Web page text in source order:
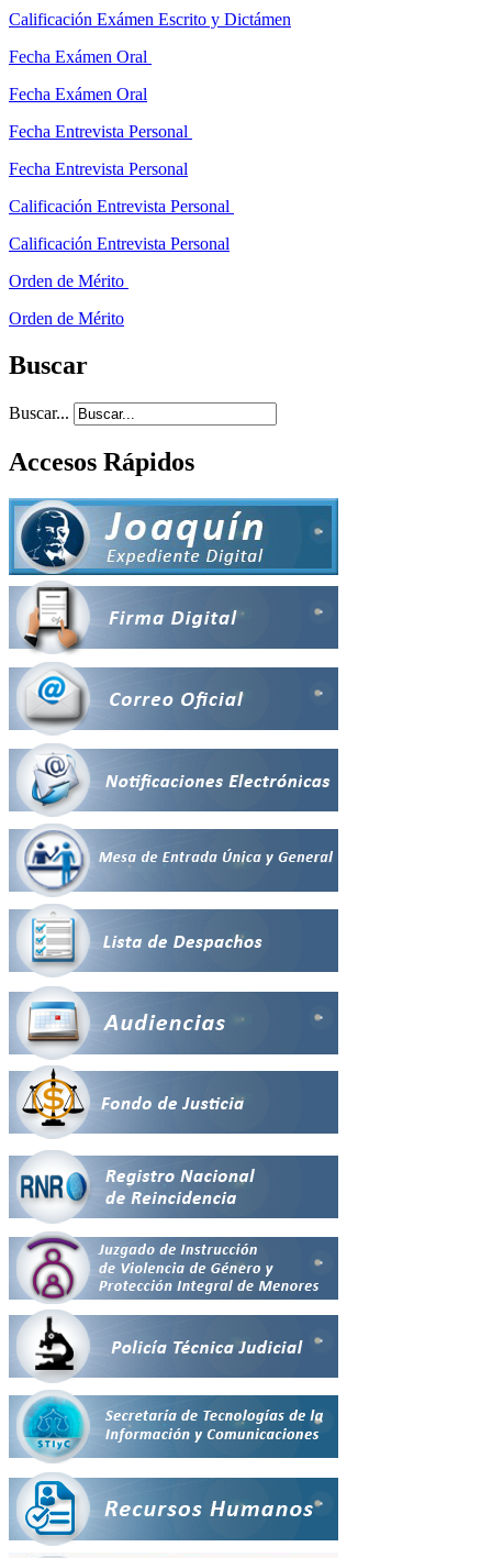
Calificación Exámen Escrito y Dictámen
Fecha Exámen Oral
Fecha Exámen Oral
Fecha Entrevista Personal
Fecha Entrevista Personal
Calificación Entrevista Personal
Calificación Entrevista Personal
Orden de Mérito
Orden de Mérito
Buscar
Buscar...
Accesos Rápidos